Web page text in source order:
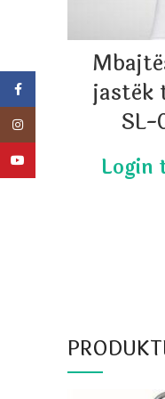
jastëk
SL-
Facebook